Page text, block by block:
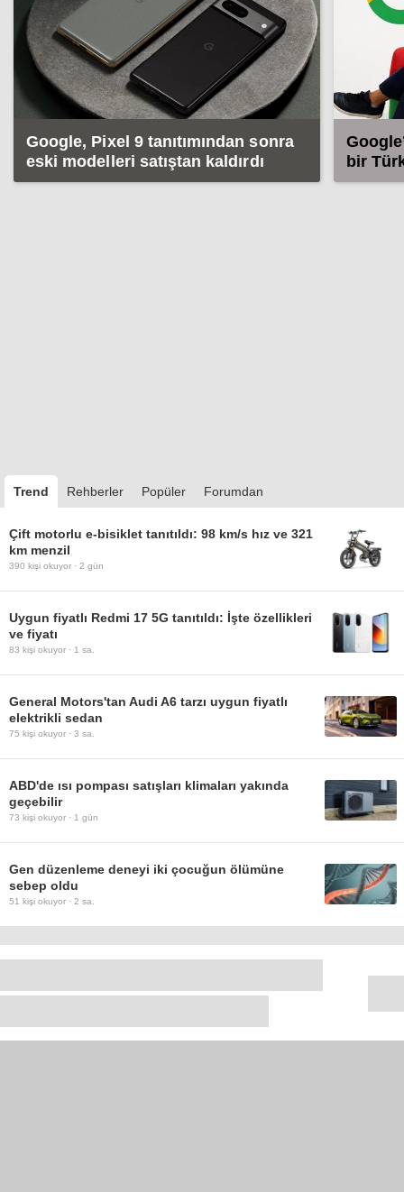
Google, Pixel 9 tanıtımından sonra
eski modelleri satıştan kaldırdı
bir
Trend Rehberler Popüler Forumdan
Çift motorlu e-bisiklet tanıtıldı: 98 km/s hız ve 321
km menzil
390 kişi okuyor · 2 gün
Uygun fiyatlı Redmi 17 5G tanıtıldı: İşte özellikleri
ve fiyatı
83 kişi okuyor · 1 sa.
General Motors'tan Audi A6 tarzı uygun fiyatlı
elektrikli sedan
75 kişi okuyor · 3 sa.
ABD'de ısı pompası satışları klimaları yakında
geçebilir
73 kişi okuyor · 1 gün
Gen düzenleme deneyi iki çocuğun ölümüne
sebep oldu
51 kişi okuyor · 2 sa.